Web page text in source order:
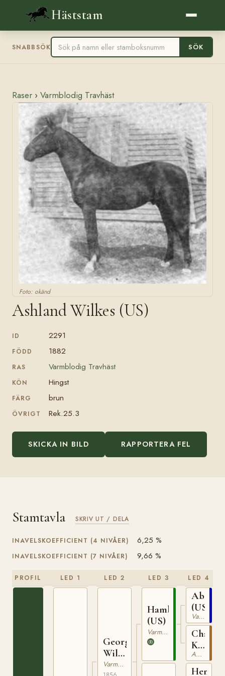
Häststam
SNABBSÖK SÖK
Raser › Varmblodig Travhäst
Foto: okänd
Ashland Wilkes (US)
ID 2291
FÖDD 1882
RAS Varmblodig Travhäst
KÖN Hingst
FÄRG brun
ÖVRIGT Rek.25.3
SKICKA IN BILD RAPPORTERA FEL
Stamtavla SKRIV UT / DELA
INAVELSKOEFFICIENT (4 NIVÅER) 6,25 %
INAVELSKOEFFICIENT (7 NIVÅER) 9,66 %
PROFIL LED 1 LED 2
George
Wilkes
(US)Varmblodig Travhäst
LED 3
Hambletonian
(US)
Varmblodig Travhäst
LED 4
(US)
Varmblodig Travhäst
Charles
Kent
Mare
American Saddlebred
Henry